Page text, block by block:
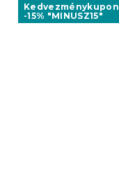
Kedvezménykupon
-15% "MINUSZ15"